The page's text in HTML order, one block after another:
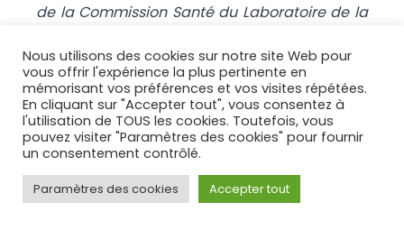
de la Commission Santé du Laboratoire de la
Léa Behr est CEO de RespublicIA et membre
de la commission Santé du Laboratoire de la
République.
À LIRE AUSSI
Nous utilisons des cookies sur notre site Web pour
vous offrir l'expérience la plus pertinente en
mémorisant vos préférences et vos visites répétées.
En cliquant sur "Accepter tout", vous consentez à
l'utilisation de TOUS les cookies. Toutefois, vous
pouvez visiter "Paramètres des cookies" pour fournir
un consentement contrôlé.
Paramètres des cookies Accepter tout